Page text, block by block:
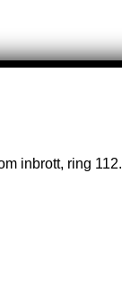
inbrott, ring 112.